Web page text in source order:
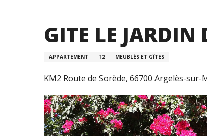
GITE LE JARDIN
APPARTEMENT T2 MEUBLÉS ET GÎTES
KM2 Route de Sorède, 66700 Argelès-sur-